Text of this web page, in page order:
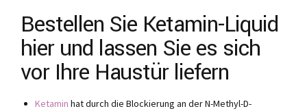
Bestellen Sie Ketamin-Liquid
hier und lassen Sie es sich
vor Ihre Haustür liefern
Ketamin hat durch die Blockierung an der N-Methyl-D-